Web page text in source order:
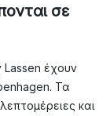
σε
Lassen έχουν
Τα
και